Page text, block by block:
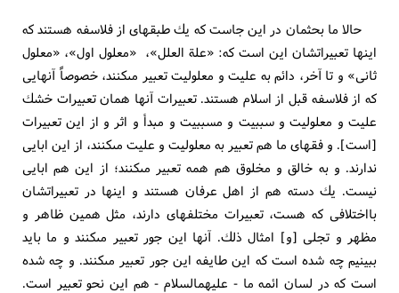
حالا ما بحثمان در اين جاست كه يك طبقه‏اى از فلاسفه هستند كه
اينها تعبيراتشان اين است كه: «علة العلل»، «معلول اول»، «معلول
ثانى» و تا آخر، دائم به عليت و معلوليت تعبير مى‏كنند، خصوصاً آنهايى
كه از فلاسفه قبل از اسلام هستند. تعبيرات آنها همان تعبيرات خشك
عليت و معلوليت و سببيت و مسببيت و مبدأ و اثر و از اين تعبيرات
[است‏]. و فقهاى ما هم تعبير به معلوليت و عليت مى‏كنند، از اين ابايى
ندارند. و به خالق و مخلوق هم همه تعبير مى‏كنند؛ از اين هم ابايى
نيست. يك دسته هم از اهل عرفان هستند و اينها در تعبيراتشان
بااختلافى كه هست، تعبيرات مختلفه‏اى دارند، مثل همين ظاهر و
مظهر و تجلى [و] امثال ذلك. آنها اين جور تعبير مى‏كنند و ما بايد
ببينيم چه شده است كه اين طايفه اين جور تعبير مى‏كنند. و چه شده
است كه در لسان ائمه ما - عليهم‏السلام - هم اين نحو تعبير است.